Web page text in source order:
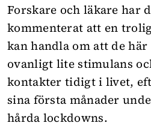
Forskare och läkare har
kommenterat att en
kan handla om att de
ovanligt lite stimulans
kontakter tidigt i livet,
sina första månader
hårda lockdowns.